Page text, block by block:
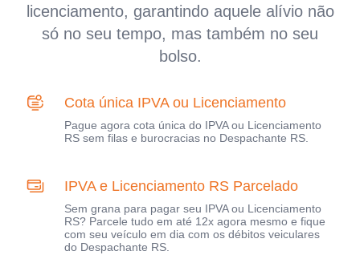
licenciamento, garantindo aquele alívio não
só no seu tempo, mas também no seu
bolso.
Cota única IPVA ou Licenciamento
Pague agora cota única do IPVA ou Licenciamento
RS sem filas e burocracias no Despachante RS.
IPVA e Licenciamento RS Parcelado
Sem grana para pagar seu IPVA ou Licenciamento
RS? Parcele tudo em até 12x agora mesmo e fique
com seu veículo em dia com os débitos veiculares
do Despachante RS.